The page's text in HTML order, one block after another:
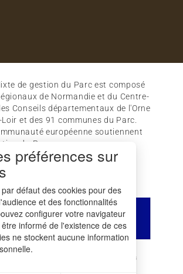
de gestion du Parc est composé
de Normandie et du Centre-
Conseils départementaux de l'Orne
et des 91 communes du Parc.
européenne soutiennent
du Parc.
? Crédits
préférences sur
défaut des cookies pour des
et des fonctionnalités
configurer votre navigateur
informé de l'existence de ces
ne stockent aucune information